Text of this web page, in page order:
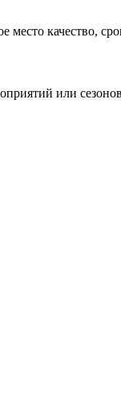
качество,
или